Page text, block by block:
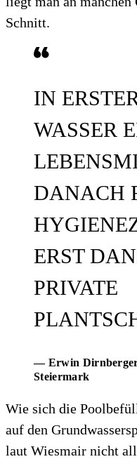
Schnitt.
IN
WASSER
DANACH
ERST
PRIVATE
— Erwin
Steiermark
Wie sich die
auf den
laut Wiesmair nicht